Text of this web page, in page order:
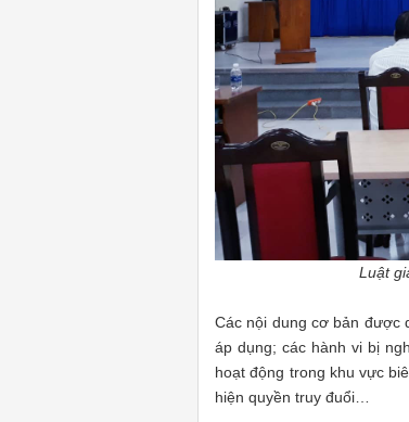
Luật
Các nội dung cơ bản được
áp dụng; các hành vi bị
hoạt động trong khu vực
hiện quyền truy đuổi…